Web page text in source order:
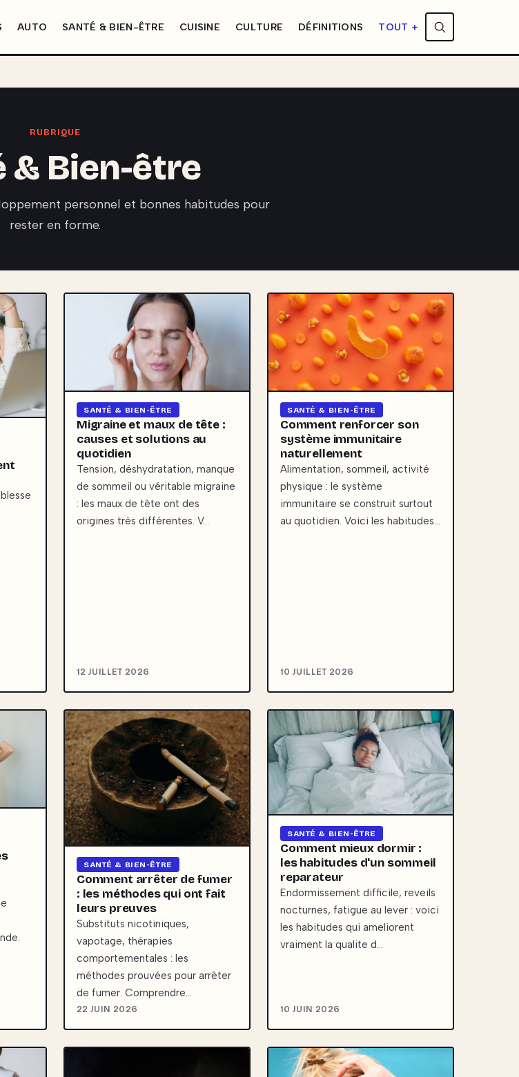
AUTO SANTÉ & BIEN-ÊTRE CUISINE CULTURE DÉFINITIONS TOUT +
RUBRIQUE
& Bien-être
personnel et bonnes habitudes pour
rester en forme.
SANTÉ & BIEN-ÊTRE
Migraine et maux de tête :
causes et solutions au
quotidien
Tension, déshydratation, manque
de sommeil ou véritable migraine
: les maux de tête ont des
origines très différentes. V…
12 JUILLET 2026
SANTÉ & BIEN-ÊTRE
Comment renforcer son
système immunitaire
naturellement
Alimentation, sommeil, activité
physique : le système
immunitaire se construit surtout
au quotidien. Voici les habitudes…
10 JUILLET 2026
SANTÉ & BIEN-ÊTRE
Comment arrêter de fumer
: les méthodes qui ont fait
leurs preuves
Substituts nicotiniques,
vapotage, thérapies
comportementales : les
méthodes prouvées pour arrêter
de fumer. Comprendre…
22 JUIN 2026
SANTÉ & BIEN-ÊTRE
Comment mieux dormir :
les habitudes d'un sommeil
reparateur
Endormissement difficile, reveils
nocturnes, fatigue au lever : voici
les habitudes qui ameliorent
vraiment la qualite d…
10 JUIN 2026